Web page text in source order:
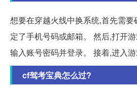
想要在穿越火线中换系统,首先需
定了手机号码或邮箱。 然后,打开
输入账号密码并登录。 接着,进入游
cf驾考宝典怎么过?